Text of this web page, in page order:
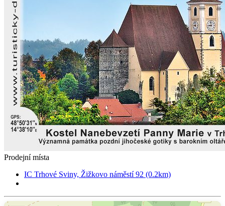
Prodejní místa
IC Trhové Sviny, Žižkovo náměstí 92 (0.2km)